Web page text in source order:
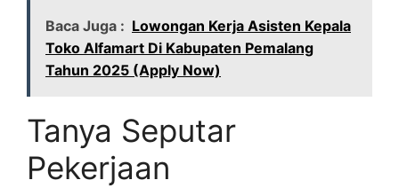
Baca Juga : Lowongan Kerja Asisten Kepala
Toko Alfamart Di Kabupaten Pemalang
Tahun 2025 (Apply Now)
Tanya Seputar
Pekerjaan